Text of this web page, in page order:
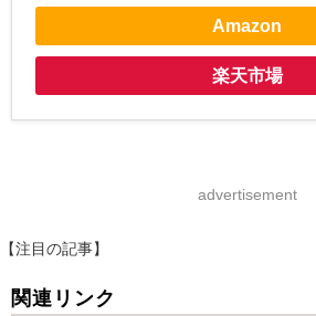
Amazon
楽天市場
advertisement
【注目の記事】
関連リンク